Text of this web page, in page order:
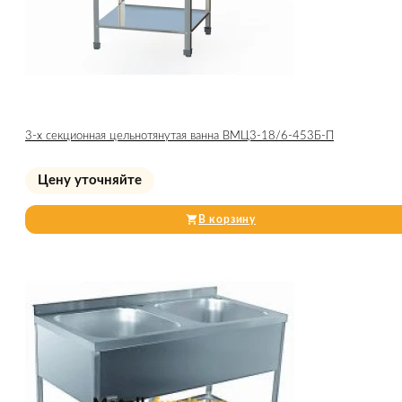
3-х секционная цельнотянутая ванна ВМЦ3-18/6-453Б-П
Цену уточняйте
В корзину